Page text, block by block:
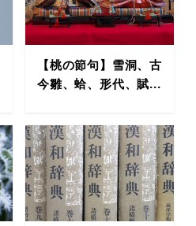
【桃の節句】雪洞、古
今雛、蛤、形代、賦...